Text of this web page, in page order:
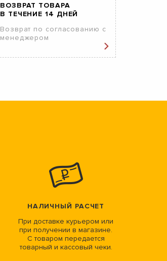
ВОЗВРАТ ТОВАРА
В ТЕЧЕНИЕ 14 ДНЕЙ
Возврат по согласованию с
менеджером
НАЛИЧНЫЙ РАСЧЕТ
При доставке курьером или
при получении в магазине.
С товаром передается
товарный и кассовый чеки.